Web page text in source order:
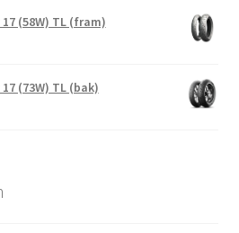
(58W) TL (fram)
(73W) TL (bak)